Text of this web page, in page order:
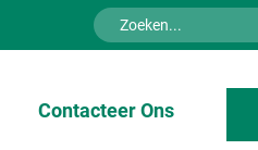
Contacteer Ons